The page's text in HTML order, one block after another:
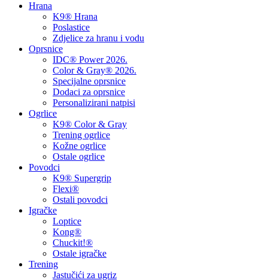
Hrana
K9® Hrana
Poslastice
Zdjelice za hranu i vodu
Oprsnice
IDC® Power 2026.
Color & Gray® 2026.
Specijalne oprsnice
Dodaci za oprsnice
Personalizirani natpisi
Ogrlice
K9® Color & Gray
Trening ogrlice
Kožne ogrlice
Ostale ogrlice
Povodci
K9® Supergrip
Flexi®
Ostali povodci
Igračke
Loptice
Kong®
Chuckit!®
Ostale igračke
Trening
Jastučići za ugriz